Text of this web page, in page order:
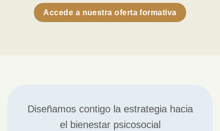
Accede a nuestra oferta formativa
Diseñamos contigo la estrategia hacia
el bienestar psicosocial